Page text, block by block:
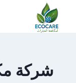
التجاوز
شركة